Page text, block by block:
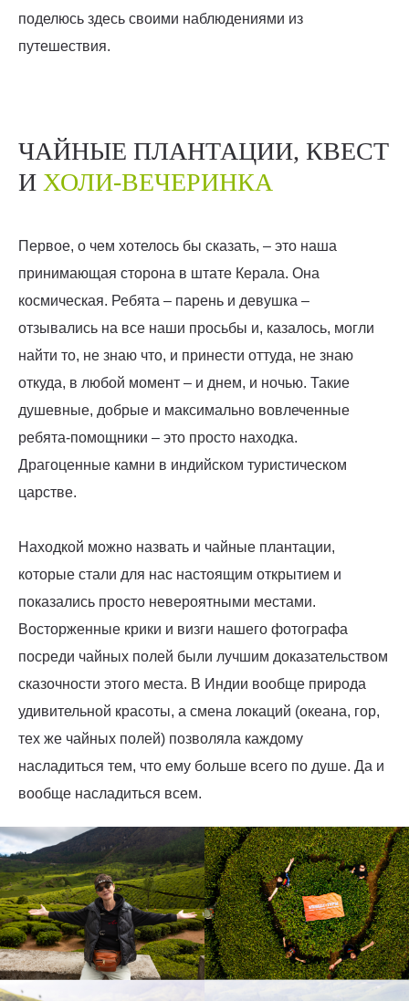
поделюсь здесь своими наблюдениями из
путешествия.
ЧАЙНЫЕ ПЛАНТАЦИИ, КВЕСТ
И ХОЛИ-ВЕЧЕРИНКА
Первое, о чем хотелось бы сказать, – это наша
принимающая сторона в штате Керала. Она
космическая. Ребята – парень и девушка –
отзывались на все наши просьбы и, казалось, могли
найти то, не знаю что, и принести оттуда, не знаю
откуда, в любой момент – и днем, и ночью. Такие
душевные, добрые и максимально вовлеченные
ребята-помощники – это просто находка.
Драгоценные камни в индийском туристическом
царстве.
Находкой можно назвать и чайные плантации,
которые стали для нас настоящим открытием и
показались просто невероятными местами.
Восторженные крики и визги нашего фотографа
посреди чайных полей были лучшим доказательством
сказочности этого места. В Индии вообще природа
удивительной красоты, а смена локаций (океана, гор,
тех же чайных полей) позволяла каждому
насладиться тем, что ему больше всего по душе. Да и
вообще насладиться всем.